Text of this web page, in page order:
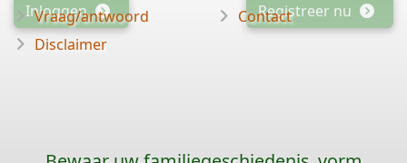
Inloggen Registreer nu
Vraag/antwoord
Disclaimer
Contact